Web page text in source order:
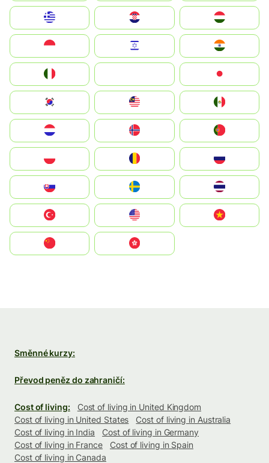
Magyarország
South Korea
United States
中國香港特別行政區
Směnné kurzy:
Převod peněz do zahraničí:
Cost of living:
Cost of living in United Kingdom
Cost of living in United States
Cost of living in Australia
Cost of living in India
Cost of living in Germany
Cost of living in France
Cost of living in Spain
Cost of living in Canada